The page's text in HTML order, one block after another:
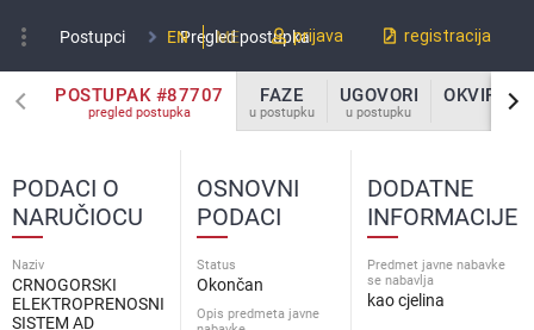
more_vert Postupci Pregled postupka
EN ME prijava registracija
POSTUPAK #87707
pregled postupka
FAZE
u postupku
UGOVORI
u postupku
OKVIRNI
u
OSNOVNI
PODACI
Status
Okončan
Opis predmeta javne
DODATNE
INFORMACIJE
Predmet javne nabavke
se nabavlja
kao cjelina
PODACI O
NARUČIOCU
Naziv
CRNOGORSKI
ELEKTROPRENOSNI
SISTEM AD